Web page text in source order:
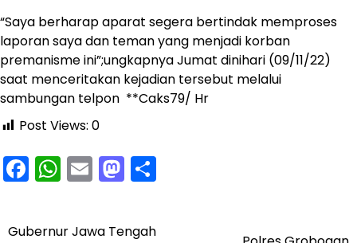
“Saya berharap aparat segera bertindak memproses
laporan saya dan teman yang menjadi korban
premanisme ini”;ungkapnya Jumat dinihari (09/11/22)
saat menceritakan kejadian tersebut melalui
sambungan telpon **Caks79/ Hr
Post Views: 0
Facebook
WhatsApp
EmailMastodon
Navigasi
Gubernur Jawa Tengah